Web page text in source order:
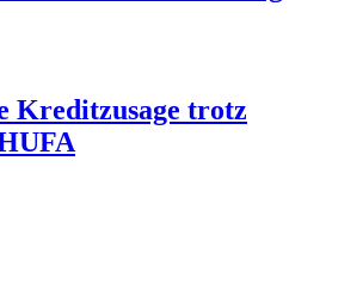
Kreditzusage trotz